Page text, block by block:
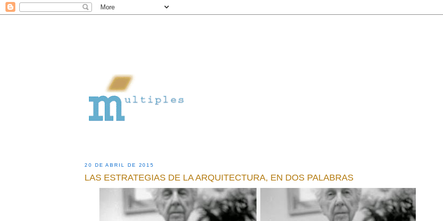
20 DE ABRIL DE 2015
LAS ESTRATEGIAS DE LA ARQUITECTURA, EN DOS PALABRAS